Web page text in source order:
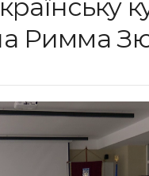
Римма